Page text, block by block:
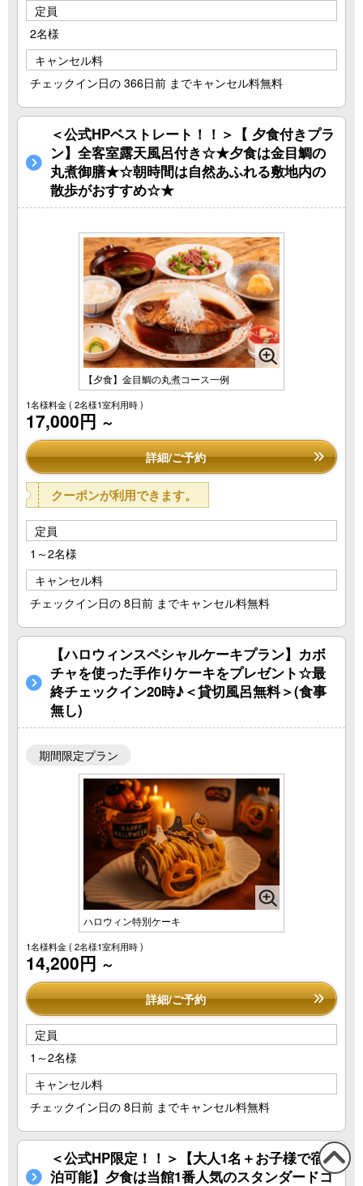
定員
2名様
キャンセル料
チェックイン日の 366日前 までキャンセル料無料
＜公式HPベストレート！！＞【 夕食付きプラ
ン】全客室露天風呂付き☆★夕食は金目鯛の
丸煮御膳★☆朝時間は自然あふれる敷地内の
散歩がおすすめ☆★
【夕食】金目鯛の丸煮コース一例
1名様料金( 2名様1室利用時 )
17,000円 ～
詳細/ご予約
クーポンが利用できます。
定員
1～2名様
キャンセル料
チェックイン日の 8日前 までキャンセル料無料
【ハロウィンスペシャルケーキプラン】カボ
チャを使った手作りケーキをプレゼント☆最
終チェックイン20時♪＜貸切風呂無料＞(食事
無し)
期間限定プラン
ハロウィン特別ケーキ
1名様料金( 2名様1室利用時 )
14,200円 ～
詳細/ご予約
定員
1～2名様
キャンセル料
チェックイン日の 8日前 までキャンセル料無料
＜公式HP限定！！＞【大人1名＋お子様で宿
泊可能】夕食は当館1番人気のスタンダードコ
この